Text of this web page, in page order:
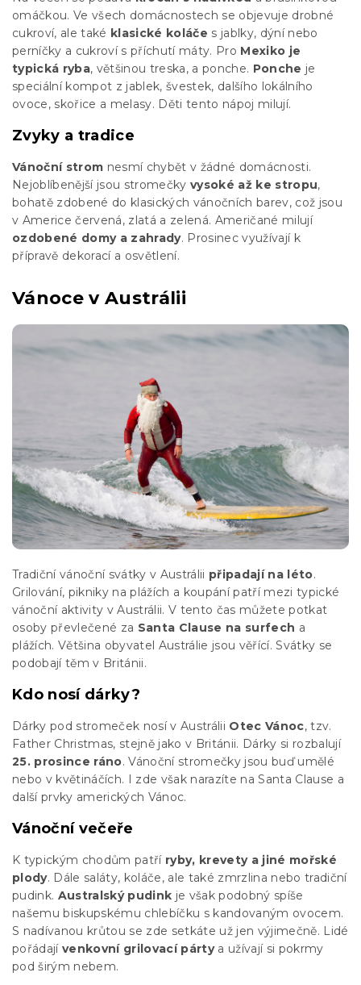
omáčkou. Ve všech domácnostech se objevuje drobné
cukroví, ale také klasické koláče s jablky, dýní nebo
perníčky a cukroví s příchutí máty. Pro Mexiko je
typická ryba, většinou treska, a ponche. Ponche je
speciální kompot z jablek, švestek, dalšího lokálního
ovoce, skořice a melasy. Děti tento nápoj milují.
Zvyky a tradice
Vánoční strom nesmí chybět v žádné domácnosti.
Nejoblíbenější jsou stromečky vysoké až ke stropu,
bohatě zdobené do klasických vánočních barev, což jsou
v Americe červená, zlatá a zelená. Američané milují
ozdobené domy a zahrady. Prosinec využívají k
přípravě dekorací a osvětlení.
Vánoce v Austrálii
Tradiční vánoční svátky v Austrálii připadají na léto.
Grilování, pikniky na plážích a koupání patří mezi typické
vánoční aktivity v Austrálii. V tento čas můžete potkat
osoby převlečené za Santa Clause na surfech a
plážích. Většina obyvatel Austrálie jsou věřící. Svátky se
podobají těm v Británii.
Kdo nosí dárky?
Dárky pod stromeček nosí v Austrálii Otec Vánoc, tzv.
Father Christmas, stejně jako v Británii. Dárky si rozbalují
25. prosince ráno. Vánoční stromečky jsou buď umělé
nebo v květináčích. I zde však narazíte na Santa Clause a
další prvky amerických Vánoc.
Vánoční večeře
K typickým chodům patří ryby, krevety a jiné mořské
plody. Dále saláty, koláče, ale také zmrzlina nebo tradiční
pudink. Australský pudink je však podobný spíše
našemu biskupskému chlebíčku s kandovaným ovocem.
S nadívanou krůtou se zde setkáte už jen výjimečně. Lidé
pořádají venkovní grilovací pártya užívají si pokrmy
pod širým nebem.